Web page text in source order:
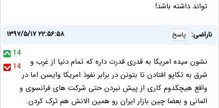
تواند داشته باشد!
ناراضی: پاسخ
۱۳۹۷/۵/۱۷ ۲۲:۵۶:۵۸
14
14
نشون میده امریکا به قدری قدرت داره که تمام دنیا از غرب و
شرق به تکاپو افتادن تا بتونن در برابر نفوذ امریکا وایسن اما در
واقع هیچکدوم کاری از پیش نبردن حتی شرکت های فرانسوی و
المانی و بعضا چین بازار ایران رو همین الانش هم ترک کردن.